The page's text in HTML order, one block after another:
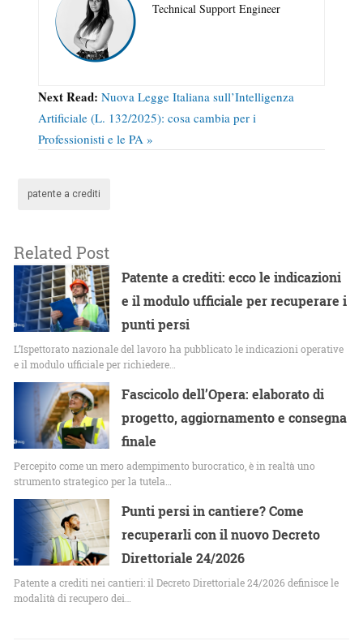
Technical Support Engineer
Next Read: Nuova Legge Italiana sull’Intelligenza
Artificiale (L. 132/2025): cosa cambia per i
Professionisti e le PA »
patente a crediti
Related Post
Patente a crediti: ecco le indicazioni
e il modulo ufficiale per recuperare i
punti persi
L’Ispettorato nazionale del lavoro ha pubblicato le indicazioni operative
e il modulo ufficiale per richiedere…
Fascicolo dell’Opera: elaborato di
progetto, aggiornamento e consegna
finale
Percepito come un mero adempimento burocratico, è in realtà uno
strumento strategico per la tutela…
Punti persi in cantiere? Come
recuperarli con il nuovo Decreto
Direttoriale 24/2026
Patente a crediti nei cantieri: il Decreto Direttoriale 24/2026 definisce le
modalità di recupero dei…